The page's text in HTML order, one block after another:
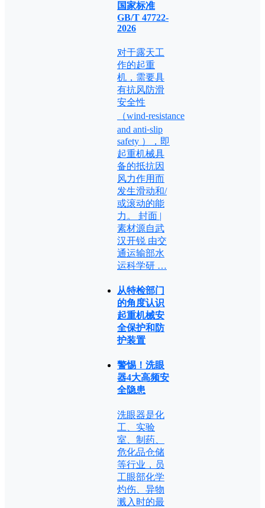
国家标准
GB/T 47722-
2026
对于露天工
作的起重
机，需要具
有抗风防滑
安全性
（wind⁃resistance
and anti⁃slip
safety ），即
起重机械具
备的抵抗因
风力作用而
发生滑动和/
或滚动的能
力。 封面 |
素材源自武
汉开锐 由交
通运输部水
运科学研 …
从特检部门
的角度认识
起重机械安
全保护和防
护装置
警惕！洗眼
器4大高频安
全隐患
洗眼器是化
工、实验
室、制药、
危化品仓储
等行业，员
工眼部化学
灼伤、异物
溅入时的最